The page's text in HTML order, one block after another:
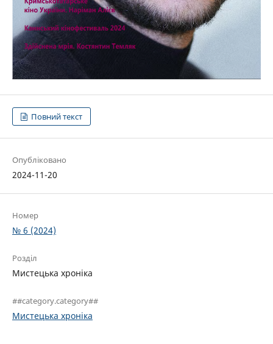
Повний текст
Опубліковано
2024-11-20
Номер
№ 6 (2024)
Розділ
Мистецька хроніка
##category.category##
Мистецька хроніка